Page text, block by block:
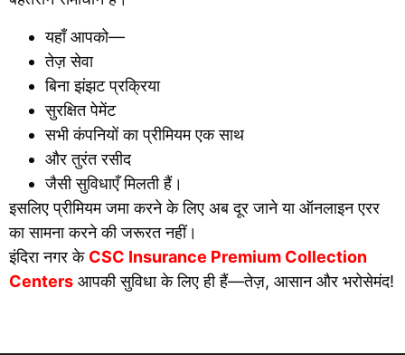
यहाँ आपको—
तेज़ सेवा
बिना झंझट प्रक्रिया
सुरक्षित पेमेंट
सभी कंपनियों का प्रीमियम एक साथ
और तुरंत रसीद
जैसी सुविधाएँ मिलती हैं।
इसलिए प्रीमियम जमा करने के लिए अब दूर जाने या ऑनलाइन एरर
का सामना करने की जरूरत नहीं।
इंदिरा नगर के CSC Insurance Premium Collection
Centers आपकी सुविधा के लिए ही हैं—तेज़, आसान और भरोसेमंद!